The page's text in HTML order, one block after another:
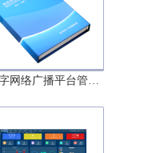
网络广播平台管…